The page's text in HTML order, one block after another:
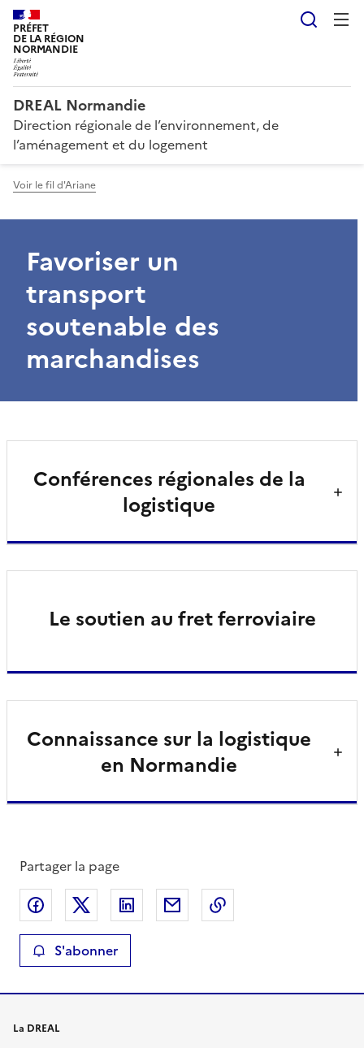
PRÉFET
DE LA RÉGION
NORMANDIE
DREAL Normandie
Direction régionale de l’environnement, de
l’aménagement et du logement
Voir le fil d'Ariane
Favoriser un
transport
soutenable des
marchandises
Conférences régionales de la
logistique
Le soutien au fret ferroviaire
Connaissance sur la logistique
en Normandie
Partager la page
Partager sur Facebook
Partager sur XPartager sur LinkedIn
Partager par email
S'abonner
La DREAL